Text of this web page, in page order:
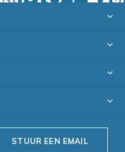
STUUR EEN EMAIL